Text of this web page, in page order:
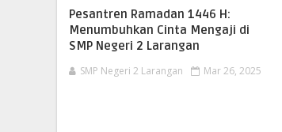
Pesantren Ramadan 1446 H:
Menumbuhkan Cinta Mengaji di
SMP Negeri 2 Larangan
SMP Negeri 2 Larangan Mar 26, 2025